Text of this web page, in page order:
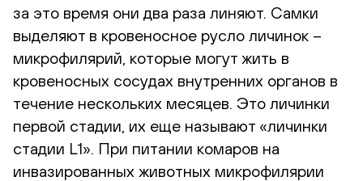
за это время они два раза линяют. Самки
выделяют в кровеносное русло личинок –
микрофилярий, которые могут жить в
кровеносных сосудах внутренних органов в
течение нескольких месяцев. Это личинки
первой стадии, их еще называют «личинки
стадии L1». При питании комаров на
инвазированных животных микрофилярии